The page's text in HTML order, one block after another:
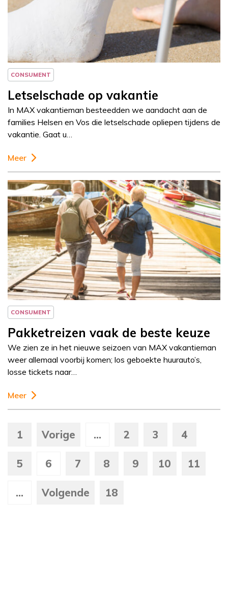
Column
Jeanine Janssen
CONSUMENT
Letselschade op vakantie
In MAX vakantieman besteedden we aandacht aan de
families Helsen en Vos die letselschade opliepen tijdens de
vakantie. Gaat u…
Meer
Column
Jeanine Janssen
CONSUMENT
Pakketreizen vaak de beste keuze
We zien ze in het nieuwe seizoen van MAX vakantieman
weer allemaal voorbij komen; los geboekte huurauto’s,
losse tickets naar…
Meer
1 Vorige ... 2 3 4
5 6 7 8 9 10 11
... Volgende 18